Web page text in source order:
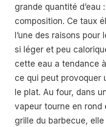
grande quantité d’eau
composition. Ce taux
l’une des raisons
si léger et peu
cette eau a tendance
ce qui peut provoquer
le plat. Au four, dans
vapeur tourne en rond
grille du barbecue, elle